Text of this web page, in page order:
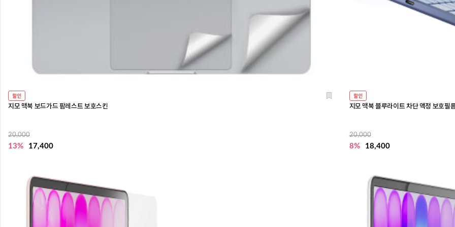
할인
지모 맥북 보드가드 팜레스트 보호스킨
20,000
13% 17,400
할인
지모 맥북 블루라이트 차단 액정 보호필
20,000
8% 18,400